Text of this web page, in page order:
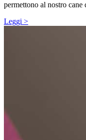
permettono al nostro cane
Leggi >